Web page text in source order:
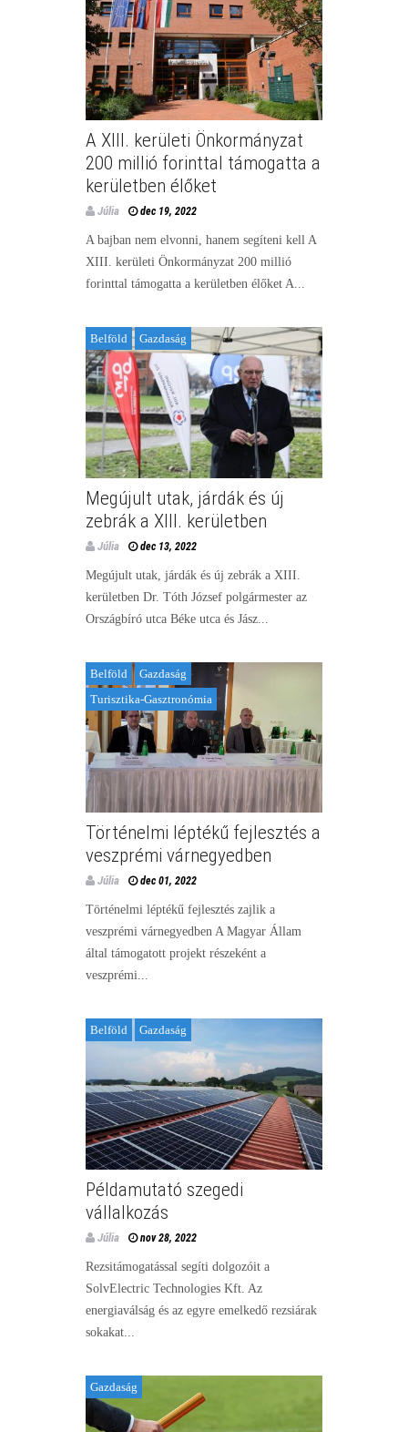
A XIII. kerületi Önkormányzat
200 millió forinttal támogatta a
kerületben élőket
Júlia dec 19, 2022
A bajban nem elvonni, hanem segíteni kell A
XIII. kerületi Önkormányzat 200 millió
forinttal támogatta a kerületben élőket A...
Belföld Gazdaság
Megújult utak, járdák és új
zebrák a XIII. kerületben
Júlia dec 13, 2022
Megújult utak, járdák és új zebrák a XIII.
kerületben Dr. Tóth József polgármester az
Országbíró utca Béke utca és Jász...
Belföld
Gazdaság
Turisztika-Gasztronómia
Történelmi léptékű fejlesztés a
veszprémi várnegyedben
Júlia dec 01, 2022
Történelmi léptékű fejlesztés zajlik a
veszprémi várnegyedben A Magyar Állam
által támogatott projekt részeként a
veszprémi...
Belföld Gazdaság
Példamutató szegedi
vállalkozás
Júlia nov 28, 2022
Rezsitámogatással segíti dolgozóit a
SolvElectric Technologies Kft. Az
energiaválság és az egyre emelkedő rezsiárak
sokakat...
Gazdaság